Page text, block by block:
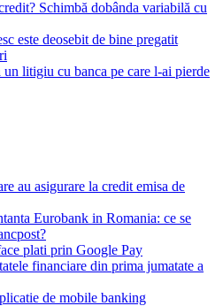
Schimbă dobânda variabilă cu
este deosebit de bine pregatit
litigiu cu banca pe care l-ai pierde
au asigurare la credit emisa de
Eurobank in Romania: ce se
plati prin Google Pay
financiare din prima jumatate a
de mobile banking